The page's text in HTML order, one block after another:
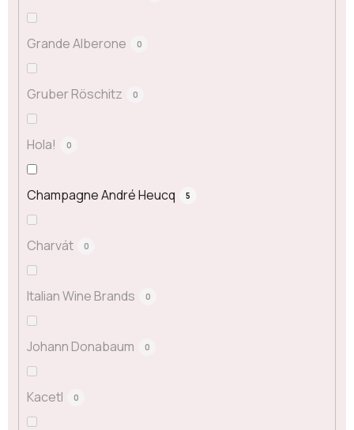
Grande Alberone 0
Gruber Röschitz 0
Hola! 0
Champagne André Heucq 5
Charvát 0
Italian Wine Brands 0
Johann Donabaum 0
Kacetl 0